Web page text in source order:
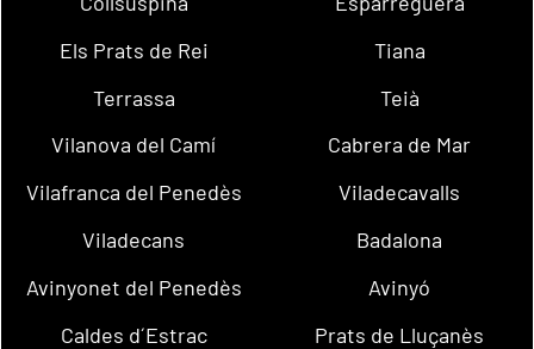
Els Prats de Rei
Tiana
Terrassa
Teià
Vilanova del Camí
Cabrera de Mar
Vilafranca del Penedès
Viladecavalls
Viladecans
Badalona
Avinyonet del Penedès
Avinyó
Caldes d´Estrac
Prats de Lluçanès